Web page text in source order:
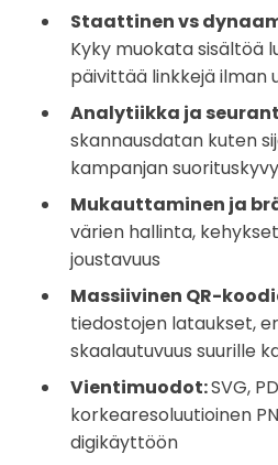
Staattinen vs
Kyky muokata sisältöä
päivittää linkkejä ilman
Analytiikka ja
skannausdatan kuten
kampanjan
Mukauttaminen ja
värien hallinta,
joustavuus
Massiivinen QR-
tiedostojen lataukset,
skaalautuvuus suurille
Vientimuodot:SVG,
korkearesoluutioinen
digikäyttöön